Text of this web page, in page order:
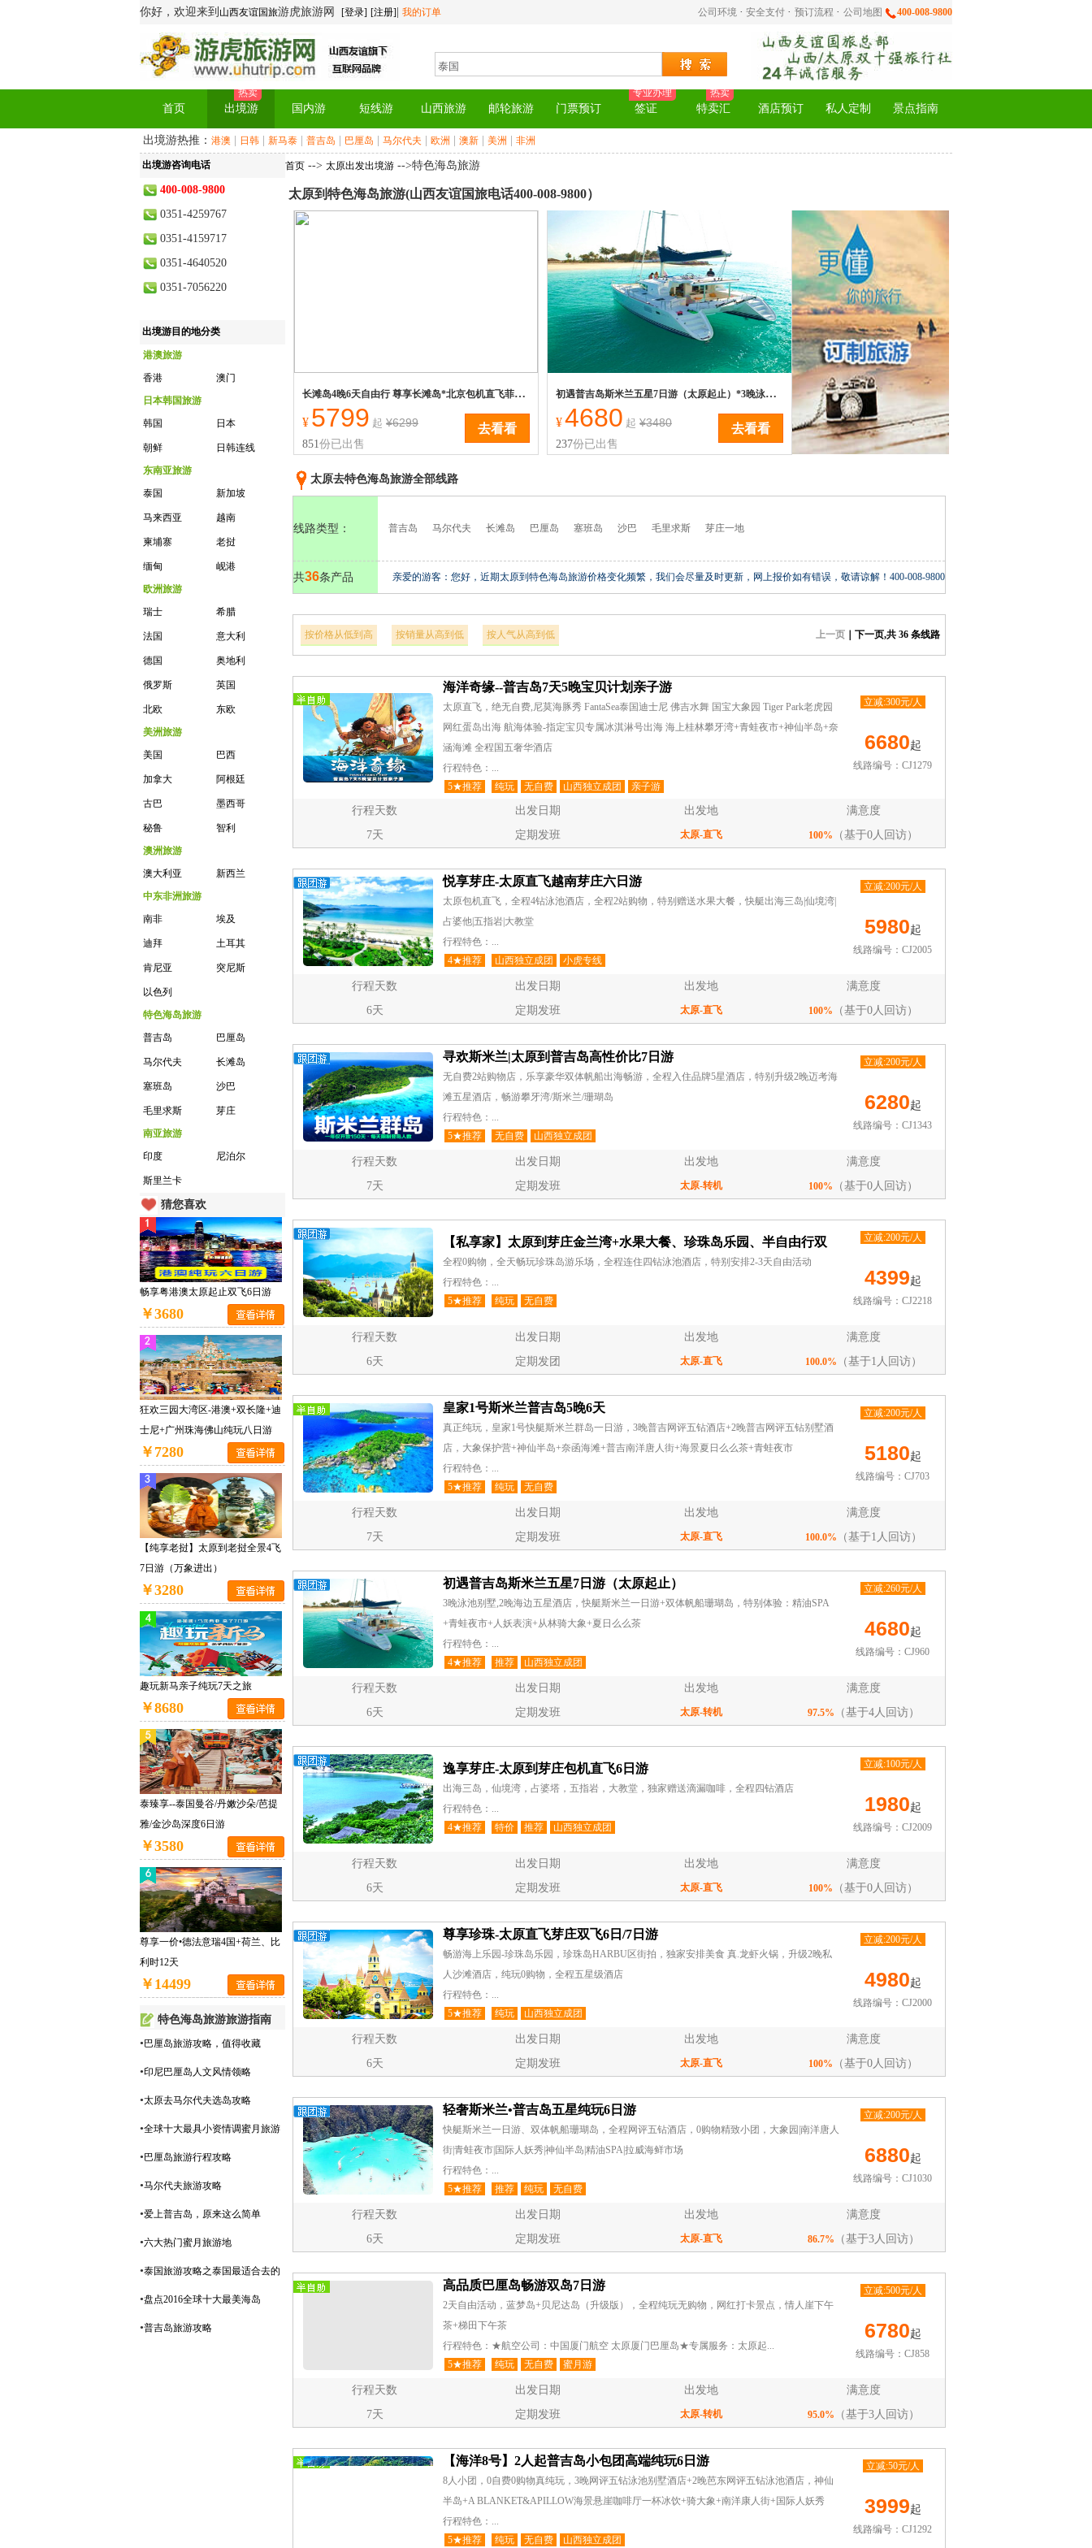
你好，欢迎来到 山西友谊国旅游虎旅游网 [登录] [注册] 我的订单 公司环境 · 安全支付 · 预订流程 · 公司地图 400-008-9800
首页 出境游
热卖
国内游 短线游 山西旅游 邮轮旅游 门票预订 签证
专业办理
特卖汇
热卖
酒店预订 私人定制 景点指南
出境游热推： 港澳 日韩 新马泰 普吉岛 巴厘岛 马尔代夫 欧洲 澳新 美洲 非洲
出境游咨询电话
400-008-9800
0351-4259767
0351-4159717
0351-4640520
0351-7056220
出境游目的地分类
港澳旅游
香港
澳门
日本韩国旅游
韩国
日本
朝鲜
日韩连线
东南亚旅游
泰国
新加坡
马来西亚 越南
柬埔寨 老挝
缅甸
岘港
欧洲旅游
瑞士
希腊
法国 意大利
德国 奥地利
俄罗斯 英国
北欧
东欧
美洲旅游
美国
巴西
加拿大 阿根廷
古巴 墨西哥
秘鲁
智利
澳洲旅游
澳大利亚
新西兰
中东非洲旅游
南非
埃及
迪拜 土耳其
肯尼亚 突尼斯
以色列
特色海岛旅游
普吉岛
巴厘岛
马尔代夫 长滩岛
塞班岛 沙巴
毛里求斯
芽庄
南亚旅游
印度
尼泊尔
斯里兰卡
猜您喜欢
畅享粤港澳太原起止双飞6日游
￥3680
狂欢三园大湾区-港澳+双长隆+迪
士尼+广州珠海佛山纯玩八日游
￥7280
【纯享老挝】太原到老挝全景4飞
7日游（万象进出）
￥3280
趣玩新马亲子纯玩7天之旅
￥8680
泰臻享--泰国曼谷/丹嫩沙朵/芭提
雅/金沙岛深度6日游
￥3580
尊享一价•德法意瑞4国+荷兰、比
利时12天
￥14499
特色海岛旅游旅游指南
• 巴厘岛旅游攻略，值得收藏
•印尼巴厘岛人文风情领略
•太原去马尔代夫选岛攻略
•全球十大最具小资情调蜜月旅游
• 巴厘岛旅游行程攻略
•马尔代夫旅游攻略
•爱上普吉岛，原来这么简单
•六大热门蜜月旅游地
•泰国旅游攻略之泰国最适合去的
•盘点2016全球十大最美海岛
•普吉岛旅游攻略
首页 --> 太原出发出境游 -->特色海岛旅游
太原到特色海岛旅游(山西友谊国旅电话400-008-9800）
长滩岛4晚6天自由行 尊享长滩岛*北京包机直飞菲律宾长滩岛
去看看
¥ 5799 起 ¥6299
851份已出售
初遇普吉岛斯米兰五星7日游（太原起止）*3晚泳池别墅,2晚海边五星酒店，快艇斯米兰一日游+双体帆船珊瑚岛，特别体验：精油SPA+青蛙夜市+人妖表演+从林骑大象+夏日么么茶
去看看
¥4680 起 ¥3480
237份已出售
太原去特色海岛旅游全部线路
线路类型： 普吉岛 马尔代夫 长滩岛 巴厘岛 塞班岛 沙巴 毛里求斯 芽庄一地
共36条产品 亲爱的游客：您好，近期太原到特色海岛旅游价格变化频繁，我们会尽量及时更新，网上报价如有错误，敬请谅解！400-008-9800
按价格从低到高 按销量从高到低 按人气从高到低 上一页｜ 下一页,共 36条线路
海洋奇缘--普吉岛7天5晚宝贝计划亲子游
太原直飞，绝无自费,尼莫海豚秀 FantaSea泰国迪士尼 佛吉水舞 国宝大象园 Tiger Park老虎园
网红蛋岛出海 航海体验-指定宝贝专属冰淇淋号出海 海上桂林攀牙湾+青蛙夜市+神仙半岛+奈
涵海滩 全程国五奢华酒店
行程特色：...
5★推荐
纯玩 无自费 山西独立成团 亲子游
立减:300元/人
6680起
线路编号：CJ1279
行程天数 出发日期 出发地
满意度
7天
定期发班 太原-直飞 100% （基于0人回访）
悦享芽庄-太原直飞越南芽庄六日游
太原包机直飞，全程4钻泳池酒店，全程2站购物，特别赠送水果大餐，快艇出海三岛|仙境湾|
占婆他|五指岩|大教堂
行程特色：...
4★推荐
山西独立成团 小虎专线
立减:200元/人
5980起
线路编号：CJ2005
行程天数 出发日期 出发地
满意度
6天
定期发班 太原-直飞 100% （基于0人回访）
寻欢斯米兰|太原到普吉岛高性价比7日游
无自费2站购物店，乐享豪华双体帆船出海畅游，全程入住品牌5星酒店，特别升级2晚迈考海
滩五星酒店，畅游攀牙湾/斯米兰/珊瑚岛
行程特色：...
5★推荐
无自费 山西独立成团
立减:200元/人
6280起
线路编号：CJ1343
行程天数 出发日期 出发地
满意度
7天
定期发班 太原-转机 100% （基于0人回访）
【私享家】太原到芽庄金兰湾+水果大餐、珍珠岛乐园、半自由行双
全程0购物，全天畅玩珍珠岛游乐场，全程连住四钻泳池酒店，特别安排2-3天自由活动
行程特色：...
5★推荐
纯玩 无自费
立减:200元/人
4399起
线路编号：CJ2218
行程天数 出发日期 出发地
满意度
6天
定期发团 太原-直飞 100.0% （基于1人回访）
皇家1号斯米兰普吉岛5晚6天
真正纯玩，皇家1号快艇斯米兰群岛一日游，3晚普吉网评五钻酒店+2晚普吉网评五钻别墅酒
店，大象保护营+神仙半岛+奈函海滩+普吉南洋唐人街+海景夏日么么茶+青蛙夜市
行程特色：...
5★推荐
纯玩 无自费
立减:200元/人
5180起
线路编号：CJ703
行程天数 出发日期 出发地
满意度
7天
定期发班 太原-直飞 100.0% （基于1人回访）
初遇普吉岛斯米兰五星7日游（太原起止）
3晚泳池别墅,2晚海边五星酒店，快艇斯米兰一日游+双体帆船珊瑚岛，特别体验：精油SPA
+青蛙夜市+人妖表演+从林骑大象+夏日么么茶
行程特色：...
4★推荐
推荐 山西独立成团
立减:260元/人
4680起
线路编号：CJ960
行程天数 出发日期 出发地
满意度
6天
定期发班 太原-转机 97.5% （基于4人回访）
逸享芽庄-太原到芽庄包机直飞6日游
出海三岛，仙境湾，占婆塔，五指岩，大教堂，独家赠送滴漏咖啡，全程四钻酒店
行程特色：...
4★推荐
特价 推荐 山西独立成团
立减:100元/人
1980起
线路编号：CJ2009
行程天数 出发日期 出发地
满意度
6天
定期发班 太原-直飞 100% （基于0人回访）
尊享珍珠-太原直飞芽庄双飞6日/7日游
畅游海上乐园-珍珠岛乐园，珍珠岛HARBU区街拍，独家安排美食 真.龙虾火锅，升级2晚私
人沙滩酒店，纯玩0购物，全程五星级酒店
行程特色：...
5★推荐
纯玩 山西独立成团
立减:200元/人
4980起
线路编号：CJ2000
行程天数 出发日期 出发地
满意度
6天
定期发班 太原-直飞 100% （基于0人回访）
轻奢斯米兰•普吉岛五星纯玩6日游
快艇斯米兰一日游、双体帆船珊瑚岛，全程网评五钻酒店，0购物精致小团，大象园|南洋唐人
街|青蛙夜市|国际人妖秀|神仙半岛|精油SPA|拉威海鲜市场
行程特色：...
5★推荐
推荐 纯玩 无自费
立减:200元/人
6880起
线路编号：CJ1030
行程天数 出发日期 出发地
满意度
6天
定期发班 太原-直飞 86.7% （基于3人回访）
高品质巴厘岛畅游双岛7日游
2天自由活动，蓝梦岛+贝尼达岛（升级版），全程纯玩无购物，网红打卡景点，情人崖下午
茶+梯田下午茶
行程特色：★航空公司：中国厦门航空 太原厦门巴厘岛★专属服务：太原起...
5★推荐
纯玩 无自费 蜜月游
立减:500元/人
6780起
线路编号：CJ858
行程天数 出发日期 出发地
满意度
7天
定期发班 太原-转机 95.0% （基于3人回访）
【海洋8号】2人起普吉岛小包团高端纯玩6日游
8人小团，0自费0购物真纯玩，3晚网评五钻泳池别墅酒店+2晚芭东网评五钻泳池酒店，神仙
半岛+A BLANKET&APILLOW海景悬崖咖啡厅一杯冰饮+骑大象+南洋康人街+国际人妖秀
行程特色：...
5★推荐
纯玩 无自费 山西独立成团
立减:50元/人
3999起
线路编号：CJ1292